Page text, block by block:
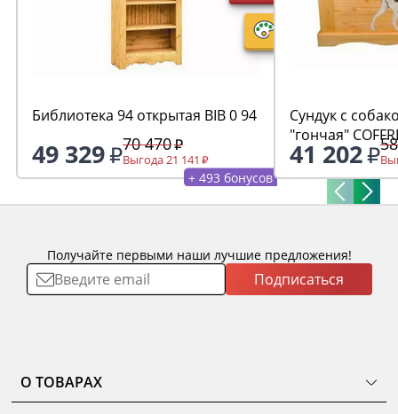
Библиотека 94 открытая BIB 0 94
49 329 70 470
Выгода 21 141
+ 493 бонусов
Сундук с
"гончая"
41 202
Получайте первыми наши лучшие предложения!
Подписаться
О ТОВАРАХ
ТОВАРЫ